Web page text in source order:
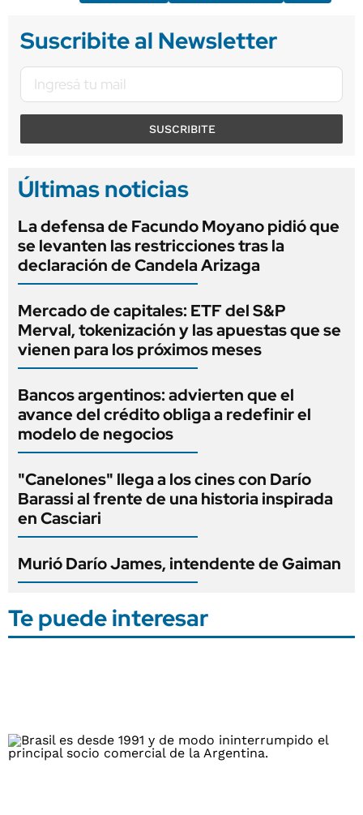
Suscribite al Newsletter
SUSCRIBITE
Últimas noticias
La defensa de Facundo Moyano pidió que
se levanten las restricciones tras la
declaración de Candela Arizaga
Mercado de capitales: ETF del S&P
Merval, tokenización y las apuestas que se
vienen para los próximos meses
Bancos argentinos: advierten que el
avance del crédito obliga a redefinir el
modelo de negocios
"Canelones" llega a los cines con Darío
Barassi al frente de una historia inspirada
en Casciari
Murió Darío James, intendente de Gaiman
Te puede interesar